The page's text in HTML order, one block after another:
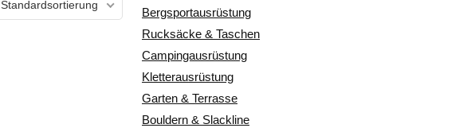
Standardsortierung
Bergsportausrüstung
Rucksäcke & Taschen
Campingausrüstung
Kletterausrüstung
Garten & Terrasse
Bouldern & Slackline